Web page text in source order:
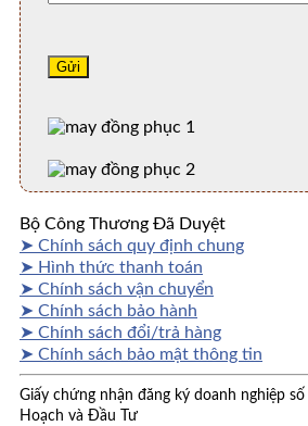
Bộ Công Thương Đã Duyệt
➤ Chính sách quy định chung
➤ Hình thức thanh toán
➤ Chính sách vận chuyển
➤ Chính sách bảo hành
➤ Chính sách đổi/trả hàng
➤ Chính sách bảo mật thông tin
Giấy chứng nhận đăng ký doanh nghiệp
Hoạch và Đầu Tư